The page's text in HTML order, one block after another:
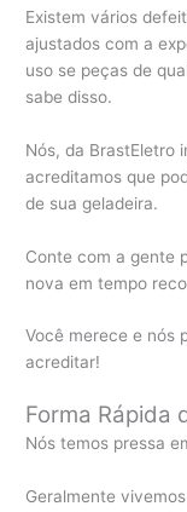
Existem vários
ajustados com a
uso se peças de
sabe disso.
Nós, da BrastEletro
acreditamos que
de sua geladeira.
Conte com a gente
nova em tempo
Você merece e nós
acreditar!
Forma Rápida
Nós temos pressa
Geralmente